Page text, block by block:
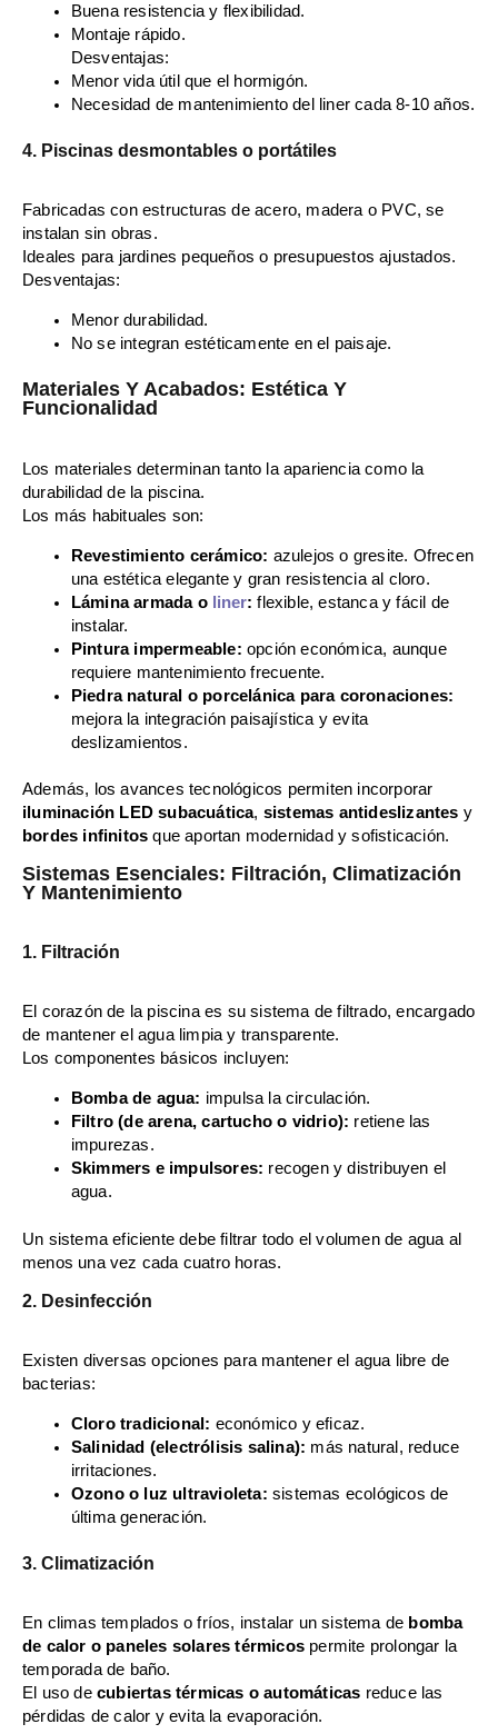
Buena resistencia y flexibilidad.
Montaje rápido.
Desventajas:
Menor vida útil que el hormigón.
Necesidad de mantenimiento del liner cada 8-10 años.
4. Piscinas desmontables o portátiles
Fabricadas con estructuras de acero, madera o PVC, se
instalan sin obras.
Ideales para jardines pequeños o presupuestos ajustados.
Desventajas:
Menor durabilidad.
No se integran estéticamente en el paisaje.
Materiales Y Acabados: Estética Y
Funcionalidad
Los materiales determinan tanto la apariencia como la
durabilidad de la piscina.
Los más habituales son:
Revestimiento cerámico: azulejos o gresite. Ofrecen
una estética elegante y gran resistencia al cloro.
Lámina armada o liner: flexible, estanca y fácil de
instalar.
Pintura impermeable: opción económica, aunque
requiere mantenimiento frecuente.
Piedra natural o porcelánica para coronaciones:
mejora la integración paisajística y evita
deslizamientos.
Además, los avances tecnológicos permiten incorporar
iluminación LED subacuática, sistemas antideslizantes y
bordes infinitos que aportan modernidad y sofisticación.
Sistemas Esenciales: Filtración, Climatización
Y Mantenimiento
1. Filtración
El corazón de la piscina es su sistema de filtrado, encargado
de mantener el agua limpia y transparente.
Los componentes básicos incluyen:
Bomba de agua: impulsa la circulación.
Filtro (de arena, cartucho o vidrio): retiene las
impurezas.
Skimmers e impulsores: recogen y distribuyen el
agua.
Un sistema eficiente debe filtrar todo el volumen de agua al
menos una vez cada cuatro horas.
2. Desinfección
Existen diversas opciones para mantener el agua libre de
bacterias:
Cloro tradicional: económico y eficaz.
Salinidad (electrólisis salina): más natural, reduce
irritaciones.
Ozono o luz ultravioleta: sistemas ecológicos de
última generación.
3. Climatización
En climas templados o fríos, instalar un sistema de bomba
de calor o paneles solares térmicos permite prolongar la
temporada de baño.
El uso de cubiertas térmicas o automáticas reduce las
pérdidas de calor y evita la evaporación.